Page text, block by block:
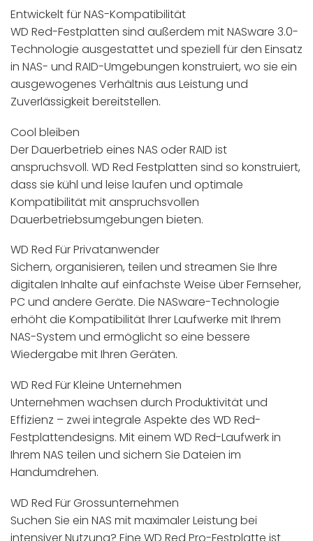
Entwickelt für NAS-Kompatibilität
WD Red-Festplatten sind außerdem mit NASware 3.0-
Technologie ausgestattet und speziell für den Einsatz
in NAS- und RAID-Umgebungen konstruiert, wo sie ein
ausgewogenes Verhältnis aus Leistung und
Zuverlässigkeit bereitstellen.
Cool bleiben
Der Dauerbetrieb eines NAS oder RAID ist
anspruchsvoll. WD Red Festplatten sind so konstruiert,
dass sie kühl und leise laufen und optimale
Kompatibilität mit anspruchsvollen
Dauerbetriebsumgebungen bieten.
WD Red Für Privatanwender
Sichern, organisieren, teilen und streamen Sie Ihre
digitalen Inhalte auf einfachste Weise über Fernseher,
PC und andere Geräte. Die NASware-Technologie
erhöht die Kompatibilität Ihrer Laufwerke mit Ihrem
NAS-System und ermöglicht so eine bessere
Wiedergabe mit Ihren Geräten.
WD Red Für Kleine Unternehmen
Unternehmen wachsen durch Produktivität und
Effizienz – zwei integrale Aspekte des WD Red-
Festplattendesigns. Mit einem WD Red-Laufwerk in
Ihrem NAS teilen und sichern Sie Dateien im
Handumdrehen.
WD Red Für Grossunternehmen
Suchen Sie ein NAS mit maximaler Leistung bei
intensiver Nutzung? Eine WD Red Pro-Festplatte ist